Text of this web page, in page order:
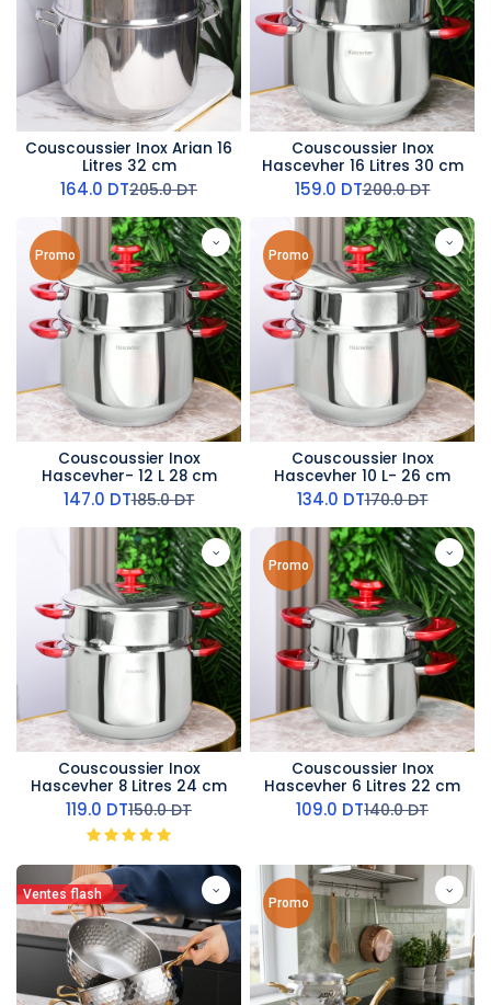
Couscoussier Inox Arian 16
Litres 32 cm
164.0 DT205.0DT
Couscoussier Inox
Hascevher 16 Litres 30 cm
159.0 DT200.0DT
Promo
Couscoussier Inox
Hascevher- 12 L 28 cm
147.0 DT185.0DT
Promo
Couscoussier Inox
Hascevher 10 L- 26 cm
134.0 DT170.0DT
Couscoussier Inox
Hascevher 8 Litres 24 cm
119.0 DT150.0DT
Promo
Couscoussier Inox
Hascevher 6 Litres 22 cm
109.0 DT140.0DT
Ventes flash
Promo